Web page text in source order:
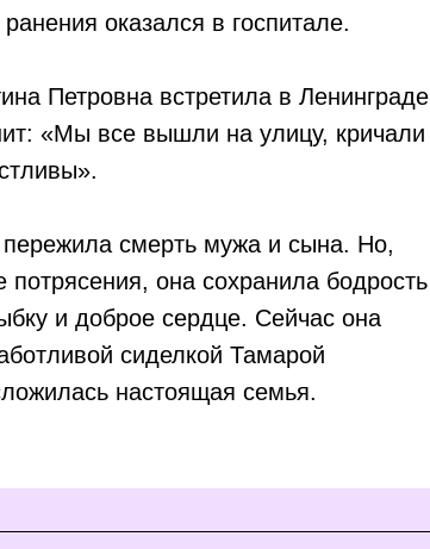
оказался в госпитале.
Петровна встретила в Ленинграде
«Мы все вышли на улицу, кричали
смерть мужа и сына. Но,
она сохранила бодрость
и доброе сердце. Сейчас она
сиделкой Тамарой
настоящая семья.